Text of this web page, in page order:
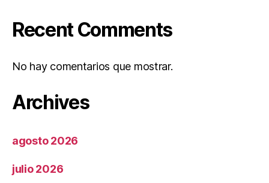
Recent Comments
No hay comentarios que mostrar.
Archives
agosto 2026
julio 2026